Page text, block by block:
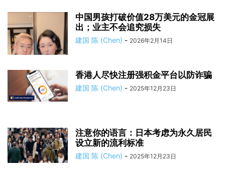
中国男孩打破价值28万美元的金冠展
出；业主不会追究损失
建国 陈 (Chen) - 2026年2月14日
香港人尽快注册强积金平台以防诈骗
建国 陈 (Chen) - 2025年12月23日
注意你的语言：日本考虑为永久居民
设立新的流利标准
建国 陈 (Chen) - 2025年12月23日